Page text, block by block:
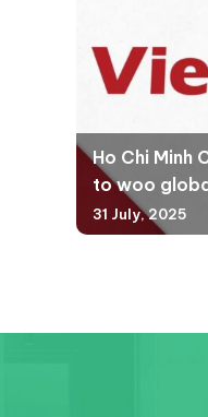
Ho Chi Minh
to woo
31 July, 2025